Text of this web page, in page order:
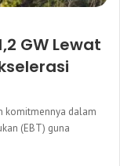
GW Lewat
komitmennya dalam
(EBT) guna